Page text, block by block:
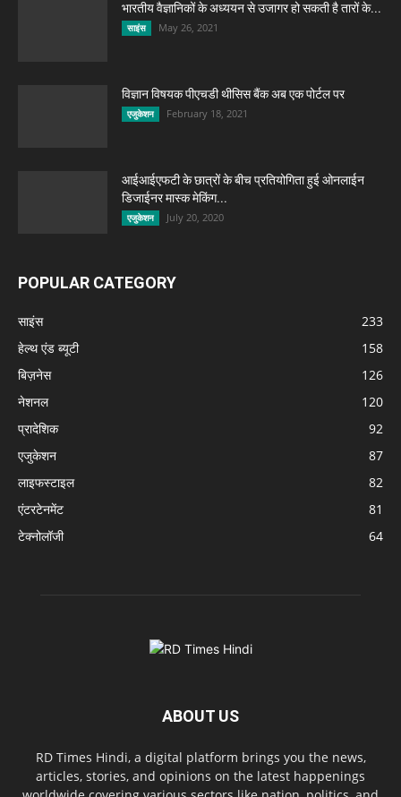
भारतीय वैज्ञानिकों के अध्ययन से उजागर हो सकती है तारों के...
साइंस May 26, 2021
विज्ञान विषयक पीएचडी थीसिस बैंक अब एक पोर्टल पर
एजुकेशन February 18, 2021
आईआईएफटी के छात्रों के बीच प्रतियोगिता हुई ओनलाईन
डिजाईनर मास्क मेकिंग...
एजुकेशन July 20, 2020
POPULAR CATEGORY
साइंस
233
हेल्थ एंड ब्यूटी
158
बिज़नेस
126
नेशनल
120
प्रादेशिक
92
एजुकेशन
87
लाइफस्टाइल
82
एंटरटेनमेंट
81
टेक्नोलॉजी
64
ABOUT US
RD Times Hindi, a digital platform brings you the news,
articles, stories, and opinions on the latest happenings